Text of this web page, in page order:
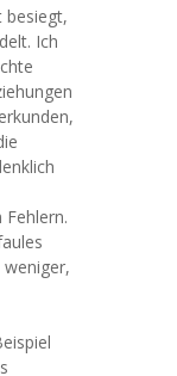
besiegt,
Ich